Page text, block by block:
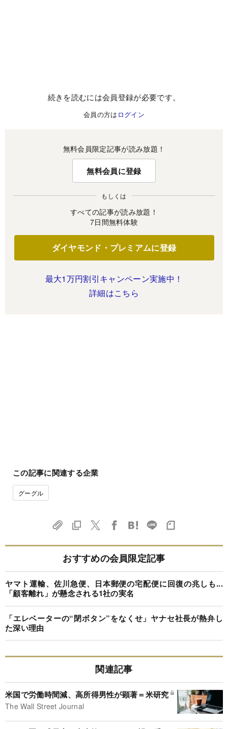
続きを読むには会員登録が必要です。
会員の方は ログイン
無料会員限定記事が読み放題！
無料会員に登録
もしくは
すべての記事が読み放題！
7日間無料体験
ダイヤモンド・プレミアムに登録
最大1万円割引キャンペーン実施中！
詳細はこちら
この記事に関連する企業
グーグル
おすすめの会員限定記事
ヤマト運輸、佐川急便、日本郵便の宅配便に回復の兆しも...
「顧客離れ」が懸念される1社の実名
「エレベーターの“閉ボタン”をなくせ」ヤナセ社長が熱弁し
た深い理由
関連記事
米国で労働時間減、高所得男性が顕著＝米研究
The Wall Street Journal